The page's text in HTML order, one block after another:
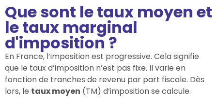
Que sont le taux moyen et
le taux marginal
d'imposition ?
En France, l’imposition est progressive. Cela signifie
que le taux d’imposition n’est pas fixe. Il varie en
fonction de tranches de revenu par part fiscale. Dès
lors, le taux moyen (TM) d’imposition se calcule.